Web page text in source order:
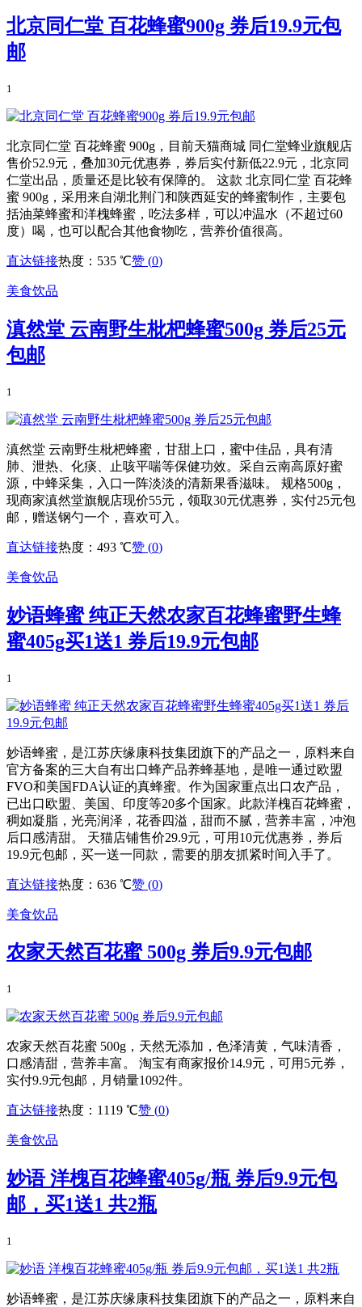
北京同仁堂 百花蜂蜜900g 券后19.9元包
邮
1
北京同仁堂 百花蜂蜜 900g，目前天猫商城 同仁堂蜂业旗舰店
售价52.9元，叠加30元优惠券，券后实付新低22.9元，北京同
仁堂出品，质量还是比较有保障的。 这款 北京同仁堂 百花蜂
蜜 900g，采用来自湖北荆门和陕西延安的蜂蜜制作，主要包
括油菜蜂蜜和洋槐蜂蜜，吃法多样，可以冲温水（不超过60
度）喝，也可以配合其他食物吃，营养价值很高。
直达链接热度：535 ℃赞 (0)
美食饮品
滇然堂 云南野生枇杷蜂蜜500g 券后25元
包邮
1
滇然堂 云南野生枇杷蜂蜜，甘甜上口，蜜中佳品，具有清
肺、泄热、化痰、止咳平喘等保健功效。采自云南高原好蜜
源，中蜂采集，入口一阵淡淡的清新果香滋味。 规格500g，
现商家滇然堂旗舰店现价55元，领取30元优惠券，实付25元包
邮，赠送钢勺一个，喜欢可入。
直达链接热度：493 ℃赞 (0)
美食饮品
妙语蜂蜜 纯正天然农家百花蜂蜜野生蜂
蜜405g买1送1 券后19.9元包邮
1
妙语蜂蜜，是江苏庆缘康科技集团旗下的产品之一，原料来自
官方备案的三大自有出口蜂产品养蜂基地，是唯一通过欧盟
FVO和美国FDA认证的真蜂蜜。作为国家重点出口农产品，
已出口欧盟、美国、印度等20多个国家。此款洋槐百花蜂蜜，
稠如凝脂，光亮润泽，花香四溢，甜而不腻，营养丰富，冲泡
后口感清甜。 天猫店铺售价29.9元，可用10元优惠券，券后
19.9元包邮，买一送一同款，需要的朋友抓紧时间入手了。
直达链接热度：636 ℃赞 (0)
美食饮品
农家天然百花蜜 500g 券后9.9元包邮
1
农家天然百花蜜 500g，天然无添加，色泽清黄，气味清香，
口感清甜，营养丰富。 淘宝有商家报价14.9元，可用5元券，
实付9.9元包邮，月销量1092件。
直达链接热度：1119 ℃赞 (0)
美食饮品
妙语 洋槐百花蜂蜜405g/瓶 券后9.9元包
邮，买1送1 共2瓶
1
妙语蜂蜜，是江苏庆缘康科技集团旗下的产品之一，原料来自